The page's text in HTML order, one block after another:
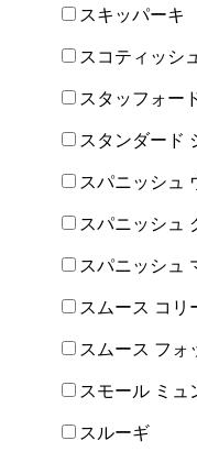
スキッパーキ
スコティッシ
スタッフォー
スタンダード
スパニッシュ
スパニッシュ
スパニッシュ
スムース コリ
スムース フォ
スモール ミュ
スルーギ